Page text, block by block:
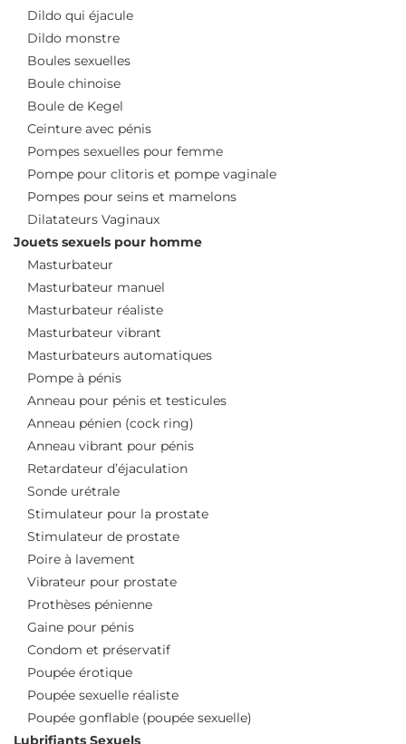
Dildo qui éjacule
Dildo monstre
Boules sexuelles
Boule chinoise
Boule de Kegel
Ceinture avec pénis
Pompes sexuelles pour femme
Pompe pour clitoris et pompe vaginale
Pompes pour seins et mamelons
Dilatateurs Vaginaux
Jouets sexuels pour homme
Masturbateur
Masturbateur manuel
Masturbateur réaliste
Masturbateur vibrant
Masturbateurs automatiques
Pompe à pénis
Anneau pour pénis et testicules
Anneau pénien (cock ring)
Anneau vibrant pour pénis
Retardateur d’éjaculation
Sonde urétrale
Stimulateur pour la prostate
Stimulateur de prostate
Poire à lavement
Vibrateur pour prostate
Prothèses pénienne
Gaine pour pénis
Condom et préservatif
Poupée érotique
Poupée sexuelle réaliste
Poupée gonflable (poupée sexuelle)
Lubrifiants Sexuels